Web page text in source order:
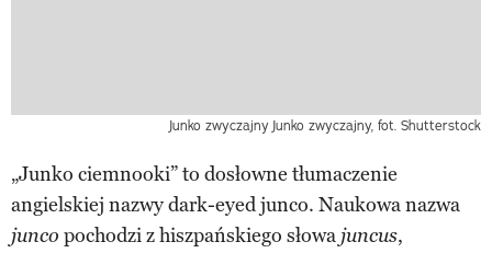
Junko zwyczajny Junko zwyczajny, fot. Shutterstock
„Junko ciemnooki” to dosłowne tłumaczenie
angielskiej nazwy dark-eyed junco. Naukowa nazwa
junco pochodzi z hiszpańskiego słowa juncus,